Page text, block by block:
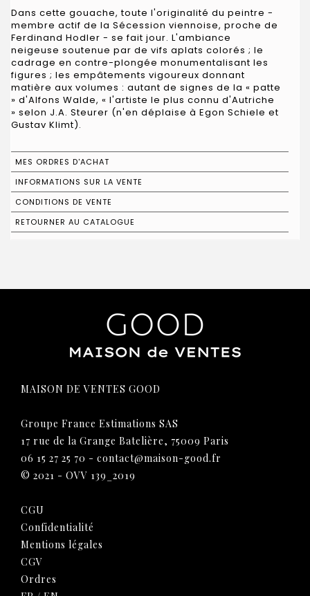
Dans cette gouache, toute l'originalité du peintre -
membre actif de la Sécession viennoise, proche de
Ferdinand Hodler - se fait jour. L'ambiance
neigeuse soutenue par de vifs aplats colorés ; le
cadrage en contre-plongée monumentalisant les
figures ; les empâtements vigoureux donnant
matière aux volumes : autant de signes de la « patte
» d'Alfons Walde, « l'artiste le plus connu d'Autriche
» selon J.A. Steurer (n'en déplaise à Egon Schiele et
Gustav Klimt).
MES ORDRES D'ACHAT
INFORMATIONS SUR LA VENTE
CONDITIONS DE VENTE
RETOURNER AU CATALOGUE
MAISON DE VENTES GOOD
Groupe France Estimations SAS
17 rue de la Grange Batelière, 75009 Paris
06 15 27 25 70 - contact@maison-good.fr
© 2021 - OVV 139_2019
CGU
Confidentialité
Mentions légales
CGV
Ordres